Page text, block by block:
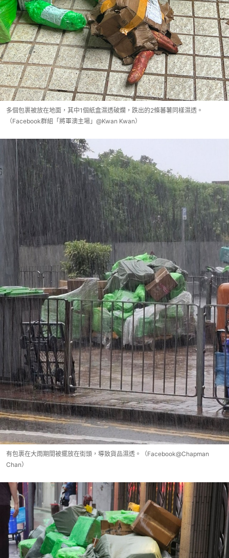
多個包裹被放在地面，其中1個紙盒濕透破爛，跌出的2條蕃薯同樣濕透。
（Facebook群組「將軍澳主場」@Kwan Kwan）
有包裹在大雨期間被擺放在街頭，導致貨品濕透。（Facebook@Chapman
Chan）